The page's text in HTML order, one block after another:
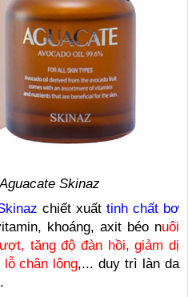
Skinaz
chiết xuất tinh chất bơ
khoáng, axit béo nuôi
tăng độ đàn hồi, giảm dị
chân lông,... duy trì làn da